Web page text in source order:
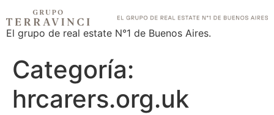
El grupo de real estate N°1 de Buenos Aires.
Categoría:
hrcarers.org.uk